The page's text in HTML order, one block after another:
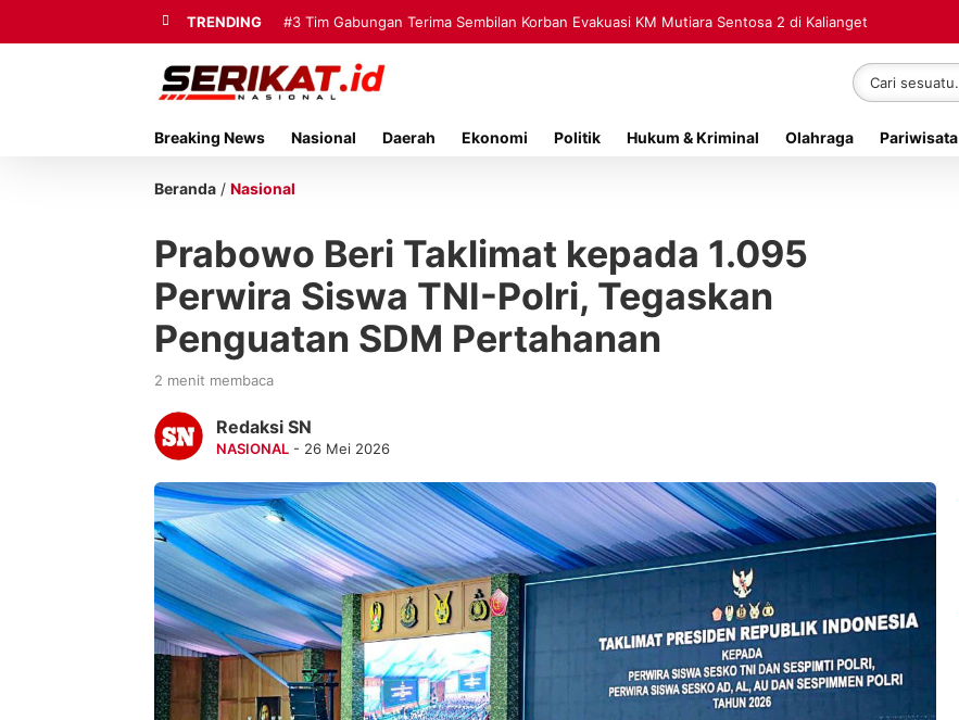
TRENDING #3 Tim Gabungan Terima Sembilan Korban Evakuasi KM Mutiara Sentosa 2 di Kalianget
Breaking News Nasional Daerah Ekonomi Politik Hukum & Kriminal Olahraga Pariwisata
Beranda / Nasional
Prabowo Beri Taklimat kepada 1.095
Perwira Siswa TNI-Polri, Tegaskan
Penguatan SDM Pertahanan
2 menit membaca
Redaksi SN
NASIONAL - 26 Mei 2026